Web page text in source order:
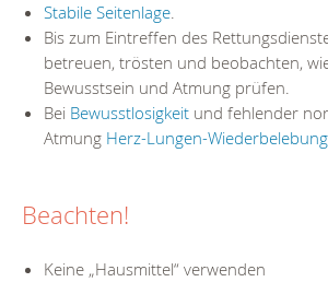
Stabile Seitenlage.
Bis zum Eintreffen des
betreuen, trösten und beobachten,
Bewusstsein und Atmung prüfen.
Bei Bewusstlosigkeit und fehlender
Atmung Herz-Lungen-Wiederbelebung
Beachten!
Keine „Hausmittel“ verwenden